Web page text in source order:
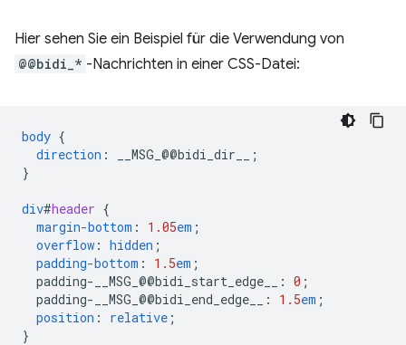
Hier sehen Sie ein Beispiel für die Verwendung von
@@bidi_* -Nachrichten in einer CSS-Datei:
body {
direction : __MSG_ @@bidi_dir__
;
}
div#header {
margin-bottom : 1.05em ;
overflow : hidden ;
padding-bottom : 1.5em ;
padding-__MSG_@@bidi_start_edge__ : 0 ;
padding-__MSG_@@bidi_end_edge__ : 1.5em ;
position : relative ;
}